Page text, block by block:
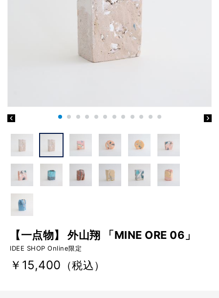
【一点物】 外山翔 「MINE ORE 06」
IDEE SHOP Online限定
￥15,400 （税込）